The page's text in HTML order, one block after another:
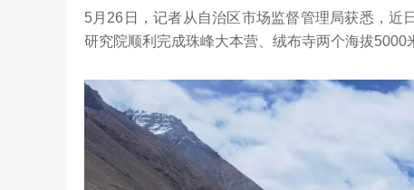
5月26日，记者从自治区市场监督管理局获悉，近
研究院顺利完成珠峰大本营、绒布寺两个海拔5000